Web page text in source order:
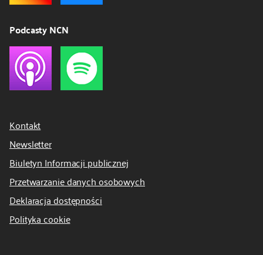
Podcasty NCN
Kontakt
Newsletter
Biuletyn Informacji publicznej
Przetwarzanie danych osobowych
Deklaracja dostępności
Polityka cookie